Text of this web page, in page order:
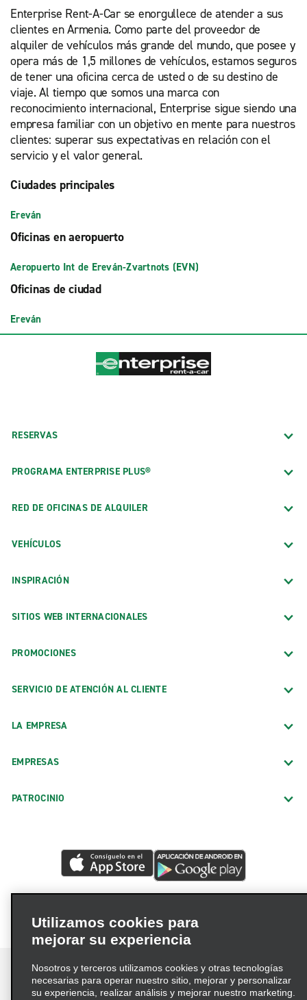
Enterprise Rent-A-Car se enorgullece de atender a sus
clientes en Armenia. Como parte del proveedor de
alquiler de vehículos más grande del mundo, que posee y
opera más de 1,5 millones de vehículos, estamos seguros
de tener una oficina cerca de usted o de su destino de
viaje. Al tiempo que somos una marca con
reconocimiento internacional, Enterprise sigue siendo una
empresa familiar con un objetivo en mente para nuestros
clientes: superar sus expectativas en relación con el
servicio y el valor general.
Ciudades principales
Ereván
Oficinas en aeropuerto
Aeropuerto Int de Ereván-Zvartnots (EVN)
Oficinas de ciudad
Ereván
RESERVAS
PROGRAMA ENTERPRISE PLUS®
RED DE OFICINAS DE ALQUILER
VEHÍCULOS
INSPIRACIÓN
SITIOS WEB INTERNACIONALES
PROMOCIONES
SERVICIO DE ATENCIÓN AL CLIENTE
LA EMPRESA
EMPRESAS
PATROCINIO
Utilizamos cookies para
mejorar su experiencia
Nosotros y terceros utilizamos cookies y otras tecnologías
necesarias para operar nuestro sitio, mejorar y personalizar
su experiencia, realizar análisis y mejorar nuestro marketing.